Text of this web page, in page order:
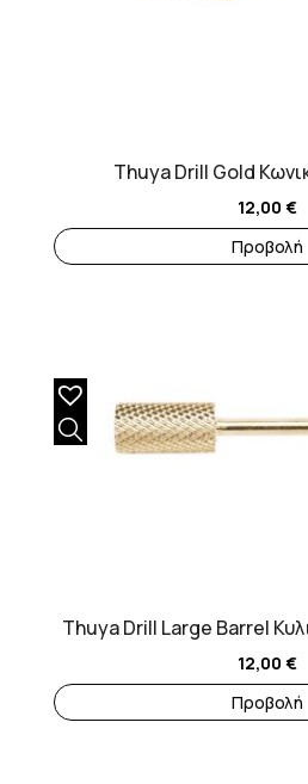
Thuya Drill Gold
12,00 €
Προβολή
Thuya Drill Large Barrel
12,00 €
Προβολή